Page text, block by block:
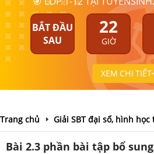
BẮT ĐẦU
SAU
22
GIỜ
XEM CHI TIẾT
Trang chủ Giải SBT đại số, hình
Bài 2.3 phần bài tập bổ